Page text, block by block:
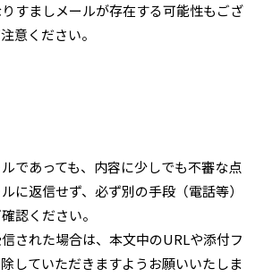
すましメールが存在する可能性もござ
意ください。
であっても、内容に少しでも不審な点
に返信せず、必ず別の手段（電話等）
認ください。
された場合は、本文中のURLや添付フ
していただきますようお願いいたしま